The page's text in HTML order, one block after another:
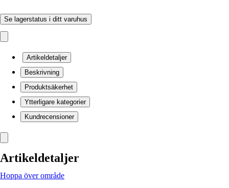
Se lagerstatus i ditt varuhus
Artikeldetaljer
Beskrivning
Produktsäkerhet
Ytterligare kategorier
Kundrecensioner
Artikeldetaljer
Hoppa över område